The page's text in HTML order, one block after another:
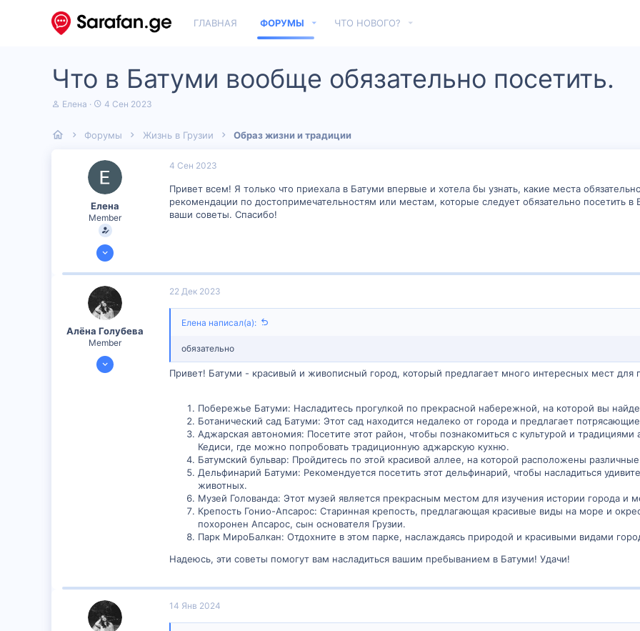
ГЛАВНАЯ ФОРУМЫ ЧТО НОВОГО?
Что в Батуми вообще обязательно посетить.
А
о
Елена
Д
а
а
ч
а
л
а
4 Сен 2023
Форумы Жизнь в Грузии Образ жизни и традиции
Елена
Member
3 Сен 2023
4 Сен 2023
Привет всем! Я только что приехала в Батуми впервые и хотела бы узнать, какие места
рекомендации по достопримечательностям или местам, которые следует обязательно посетить в
ваши советы. Спасибо!
Алëна Голубева
Member
20 Дек 2023
22 Дек 2023
Елена написал(а):
обязательно
Привет! Батуми - красивый и живописный город, который предлагает много интересных мест для
Побережье Батуми: Насладитесь прогулкой по прекрасной набережной, на которой вы
Ботанический сад Батуми: Этот сад находится недалеко от города и предлагает
Аджарская автономия: Посетите этот район, чтобы познакомиться с культурой и
Кедиси, где можно попробовать традиционную аджарскую кухню.
Батумский бульвар: Пройдитесь по этой красивой аллее, на которой расположены
Дельфинарий Батуми: Рекомендуется посетить этот дельфинарий, чтобы насладиться
животных.
Музей Голованда: Этот музей является прекрасным местом для изучения истории города и
Крепость Гонио-Апсарос: Старинная крепость, предлагающая красивые виды на море и
похоронен Апсарос, сын основателя Грузии.
Парк МироБалкан: Отдохните в этом парке, наслаждаясь природой и красивыми видами
Надеюсь, эти советы помогут вам насладиться вашим пребыванием в Батуми! Удачи!
14 Янв 2024